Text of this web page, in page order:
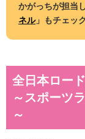
かがっちが担当
ネル」もチェッ
全日本ロー
～スポーツ
～